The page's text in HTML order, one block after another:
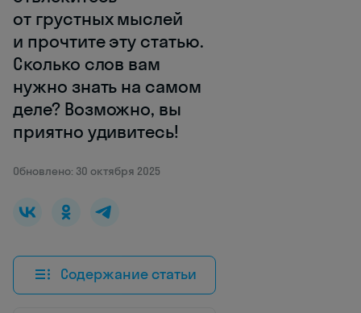
от грустных мыслей
и прочтите эту статью.
Сколько слов вам
нужно знать на самом
деле? Возможно, вы
приятно удивитесь!
Обновлено: 30 октября 2025
Содержание статьи